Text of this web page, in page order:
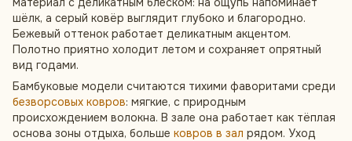
шёлк, а серый ковёр выглядит глубоко и благородно.
Бежевый оттенок работает деликатным акцентом.
Полотно приятно холодит летом и сохраняет опрятный
вид годами.
Бамбуковые модели считаются тихими фаворитами среди
безворсовых ковров: мягкие, с природным
происхождением волокна. В зале она работает как тёплая
основа зоны отдыха, больше ковров в зал рядом. Уход